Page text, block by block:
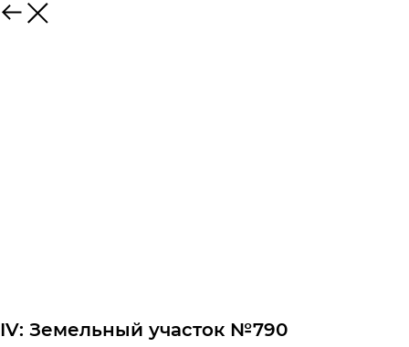
IV: Земельный участок №790